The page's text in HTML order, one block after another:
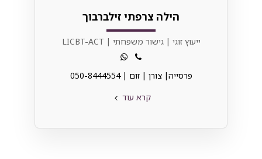
הילה צרפתי זילברבוך
ייעוץ זוגי | גישור משפחתי | LICBT-ACT
פרסייה| צורן | זום | 050-8444554
קרא עוד